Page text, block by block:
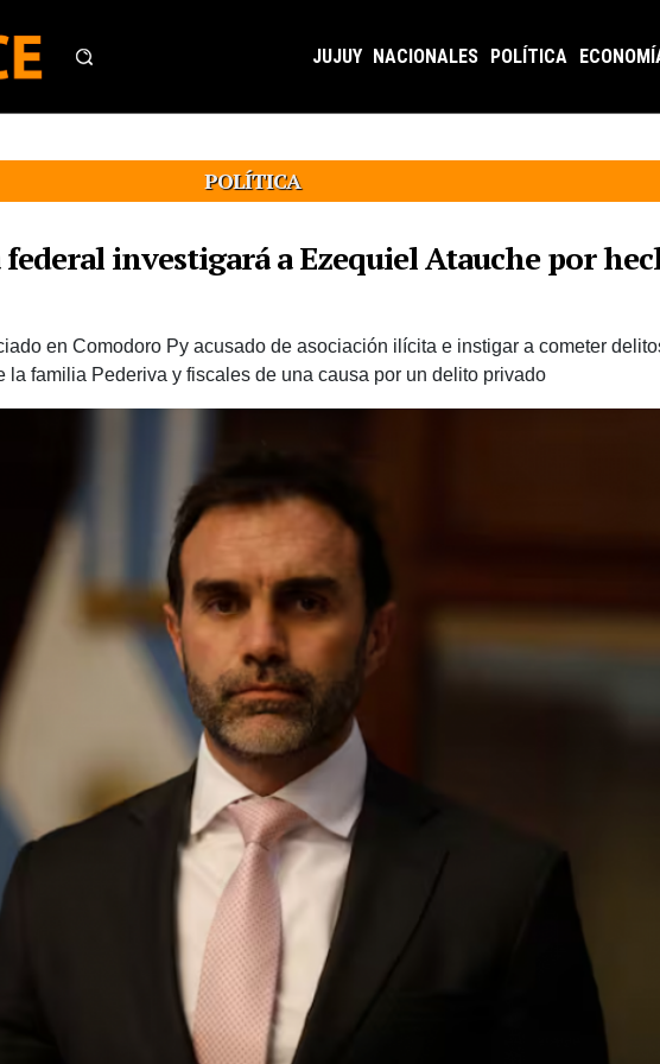
JUJUY NACIONALES POLÍTICA
POLÍTICA
federal investigará a Ezequiel Atauche por
en Comodoro Py acusado de asociación ilícita e instigar a cometer
familia Pederiva y fiscales de una causa por un delito privado